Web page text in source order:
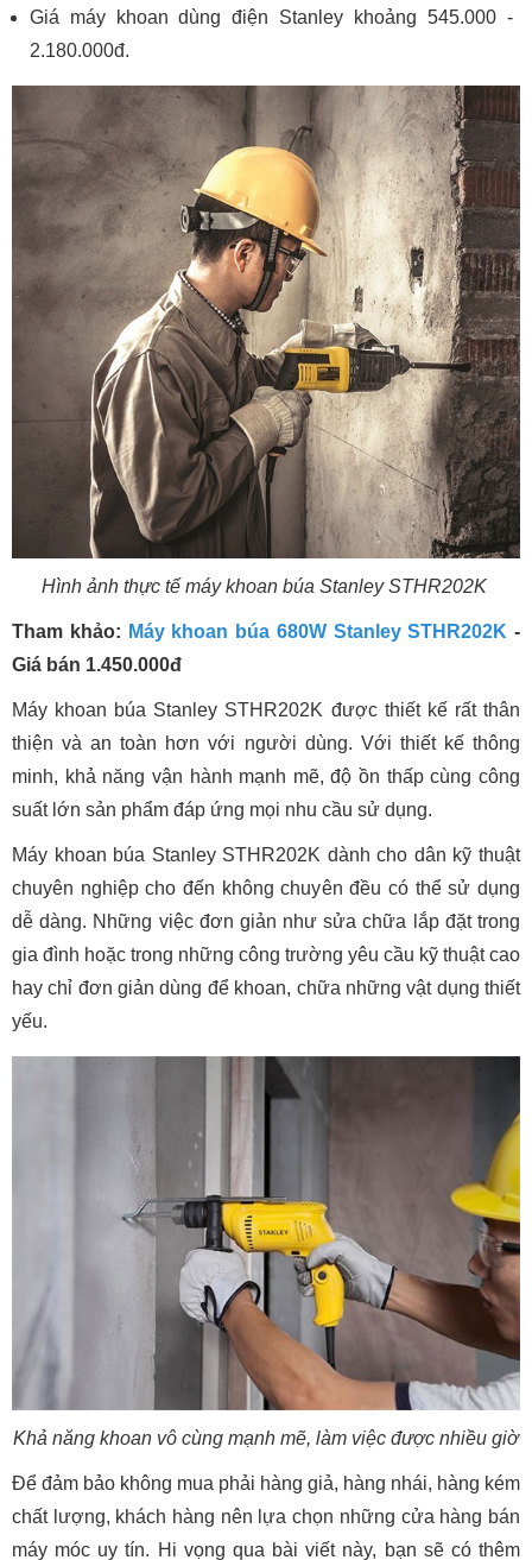
Giá máy khoan dùng điện Stanley khoảng 545.000 -
2.180.000đ.
Hình ảnh thực tế máy khoan búa Stanley STHR202K
Tham khảo: Máy khoan búa 680W Stanley STHR202K -
Giá bán 1.450.000đ
Máy khoan búa Stanley STHR202K được thiết kế rất thân
thiện và an toàn hơn với người dùng. Với thiết kế thông
minh, khả năng vận hành mạnh mẽ, độ ồn thấp cùng công
suất lớn sản phẩm đáp ứng mọi nhu cầu sử dụng.
Máy khoan búa Stanley STHR202K dành cho dân kỹ thuật
chuyên nghiệp cho đến không chuyên đều có thể sử dụng
dễ dàng. Những việc đơn giản như sửa chữa lắp đặt trong
gia đình hoặc trong những công trường yêu cầu kỹ thuật cao
hay chỉ đơn giản dùng để khoan, chữa những vật dụng thiết
yếu.
Khả năng khoan vô cùng mạnh mẽ, làm việc được nhiều giờ
Để đảm bảo không mua phải hàng giả, hàng nhái, hàng kém
chất lượng, khách hàng nên lựa chọn những cửa hàng bán
máy móc uy tín. Hi vọng qua bài viết này, bạn sẽ có thêm